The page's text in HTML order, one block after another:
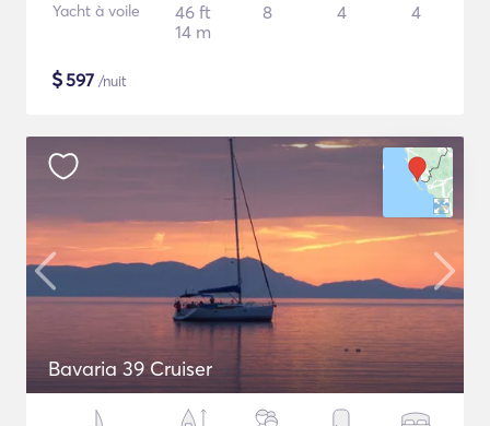
Yacht à voile
46 ft
14 m
8 4 4
$597 /nuit
Bavaria 39 Cruiser